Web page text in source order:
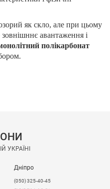
як скло, але при цьому
авантаження і
полікарбонат
УКРАЇНІ
Дніпро
(050) 325-40-45